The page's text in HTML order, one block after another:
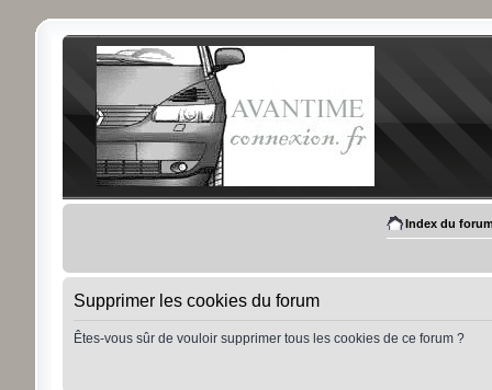
Index du
Supprimer les cookies du forum
Êtes-vous sûr de vouloir supprimer tous les cookies de ce forum ?